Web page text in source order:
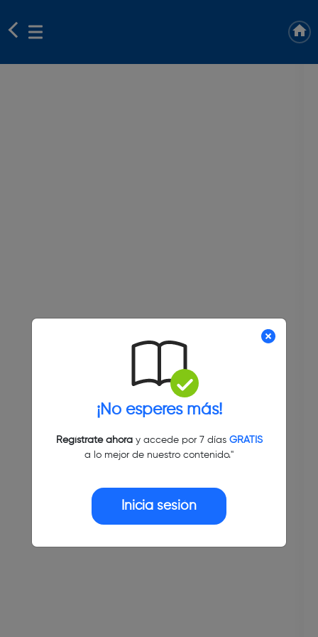
¡No esperes más!
Regístrate ahoray accede por 7 días GRATIS
a lo mejor de nuestro contenido."
Inicia sesión